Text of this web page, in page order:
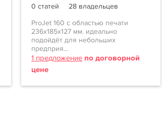
0 статей
28 владельцев
ProJet 160 с областью печати
236х185х127 мм. идеально
подойдёт для небольших
предприя...
1 предложение по договорной
цене